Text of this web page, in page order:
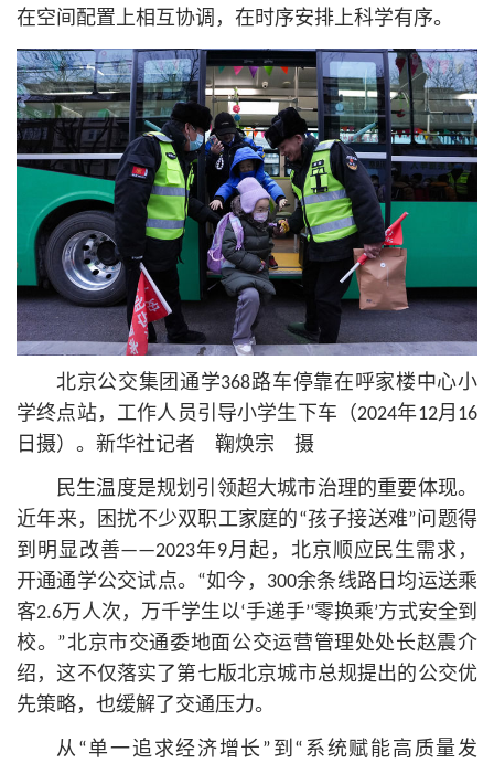
在空间配置上相互协调，在时序安排上科学有序。
北京公交集团通学368路车停靠在呼家楼中心小
学终点站，工作人员引导小学生下车（2024年12月16
日摄）。新华社记者 鞠焕宗 摄
民生温度是规划引领超大城市治理的重要体现。
近年来，困扰不少双职工家庭的“孩子接送难”问题得
到明显改善——2023年9月起，北京顺应民生需求，
开通通学公交试点。“如今，300余条线路日均运送乘
客2.6万人次，万千学生以‘手递手’‘零换乘’方式安全到
校。”北京市交通委地面公交运营管理处处长赵震介
绍，这不仅落实了第七版北京城市总规提出的公交优
先策略，也缓解了交通压力。
从“单一追求经济增长”到“系统赋能高质量发